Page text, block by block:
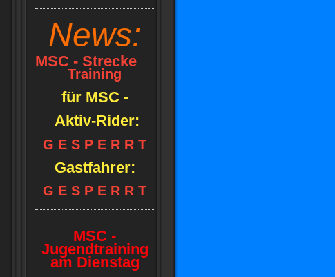
News:
MSC - Strecke
Training
für MSC -
Aktiv-Rider:
G E S P E R R T
Gastfahrer:
G E S P E R R T
MSC -
Jugendtraining
am Dienstag